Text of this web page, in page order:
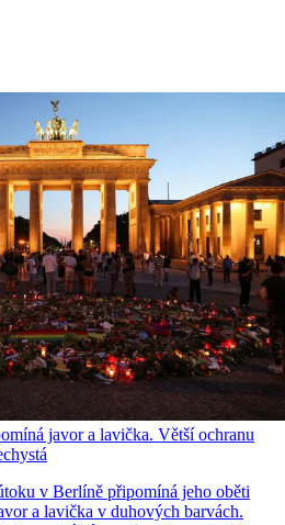
javor a lavička. Větší ochranu
v Berlíně připomíná jeho oběti
a lavička v duhových barvách.